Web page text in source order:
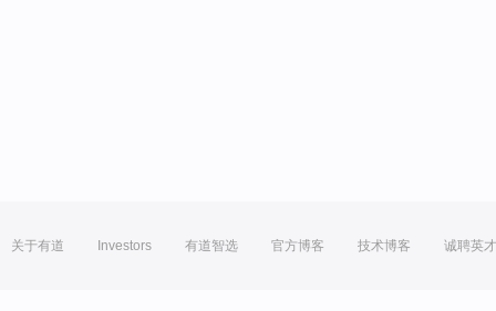
关于有道 Investors 有道智选 官方博客 技术博客 诚聘英才